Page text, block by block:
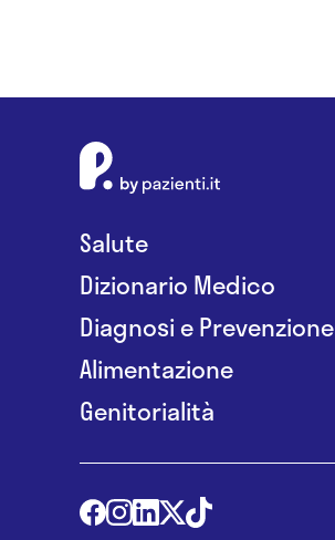
Salute
Dizionario Medico
Diagnosi e Prevenzione
Alimentazione
Genitorialità